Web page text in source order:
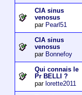
CIA sinus
venosus
par Pearl51
CIA sinus
venosus
par Bonnefoy
Qui connais le
Pr BELLI ?
par lorette2011